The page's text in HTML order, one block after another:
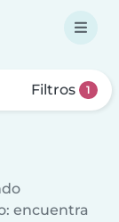
Filtros 1
encuentra